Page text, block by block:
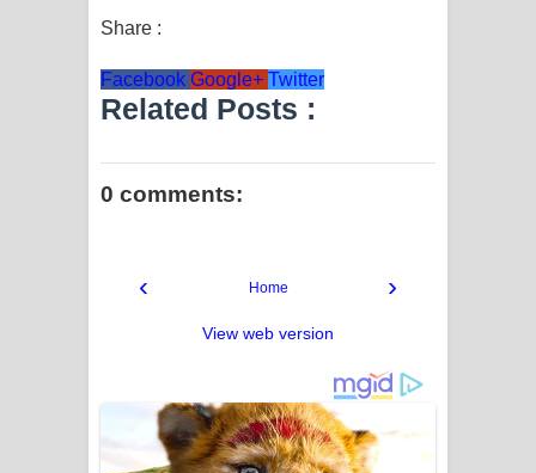
Share :
Facebook Google+ Twitter
Related Posts :
0 comments:
‹ ›
Home
View web version